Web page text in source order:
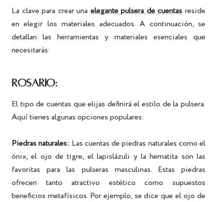
La clave para crear una elegante pulsera de cuentasreside
en elegir los materiales adecuados. A continuación, se
detallan las herramientas y materiales esenciales que
necesitarás:
ROSARIO:
El tipo de cuentas que elijas definirá el estilo de la pulsera.
Aquí tienes algunas opciones populares:
Piedras naturales: Las cuentas de piedras naturales como el
ónix, el ojo de tigre, el lapislázuli y la hematita son las
favoritas para las pulseras masculinas. Estas piedras
ofrecen tanto atractivo estético como supuestos
beneficios metafísicos. Por ejemplo, se dice que el ojo de